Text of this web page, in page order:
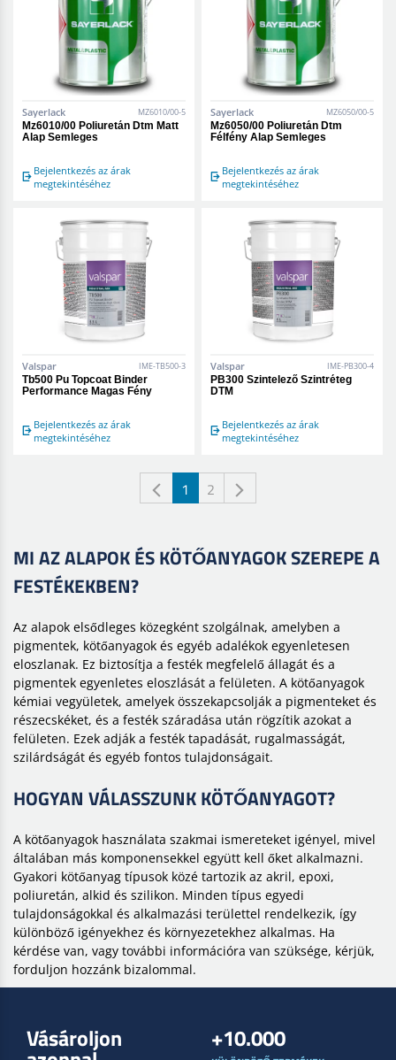
Sayerlack MZ6010/00-5
Mz6010/00 Poliuretán Dtm Matt
Alap Semleges
Bejelentkezés az árak
megtekintéséhez
Sayerlack MZ6050/00-5
Mz6050/00 Poliuretán Dtm
Félfény Alap Semleges
Bejelentkezés az árak
megtekintéséhez
Valspar IME-TB500-3
Tb500 Pu Topcoat Binder
Performance Magas Fény
Bejelentkezés az árak
megtekintéséhez
Valspar IME-PB300-4
PB300 Szintelező Szintréteg
DTM
Bejelentkezés az árak
megtekintéséhez
1 2
MI AZ ALAPOK ÉS KÖTŐANYAGOK SZEREPE A
FESTÉKEKBEN?
Az alapok elsődleges közegként szolgálnak, amelyben a
pigmentek, kötőanyagok és egyéb adalékok egyenletesen
eloszlanak. Ez biztosítja a festék megfelelő állagát és a
pigmentek egyenletes eloszlását a felületen. A kötőanyagok
kémiai vegyületek, amelyek összekapcsolják a pigmenteket és
részecskéket, és a festék száradása után rögzítik azokat a
felületen. Ezek adják a festék tapadását, rugalmasságát,
szilárdságát és egyéb fontos tulajdonságait.
HOGYAN VÁLASSZUNK KÖTŐANYAGOT?
A kötőanyagok használata szakmai ismereteket igényel, mivel
általában más komponensekkel együtt kell őket alkalmazni.
Gyakori kötőanyag típusok közé tartozik az akril, epoxi,
poliuretán, alkid és szilikon. Minden típus egyedi
tulajdonságokkal és alkalmazási területtel rendelkezik, így
különböző igényekhez és környezetekhez alkalmas. Ha
kérdése van, vagy további információra van szüksége, kérjük,
forduljon hozzánk bizalommal.
Vásároljon +10.000